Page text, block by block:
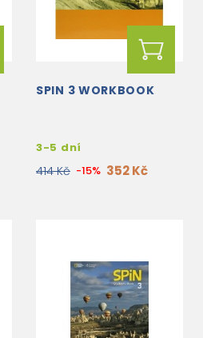
SPIN 3 WORKBOOK
3-5 dní
414 Kč -15% 352 Kč